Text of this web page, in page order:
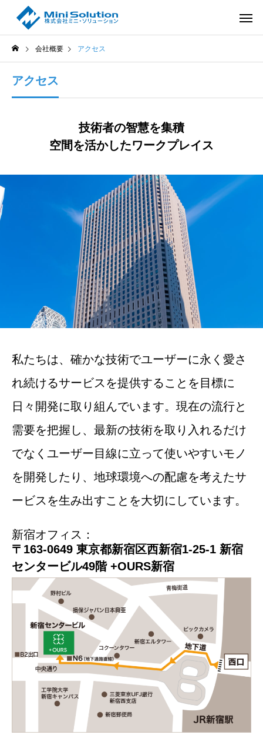
会社概要 アクセス
アクセス
技術者の智慧を集積
空間を活かしたワークプレイス
私たちは、確かな技術でユーザーに永く愛さ
れ続けるサービスを提供することを目標に
日々開発に取り組んでいます。現在の流行と
需要を把握し、最新の技術を取り入れるだけ
でなくユーザー目線に立って使いやすいモノ
を開発したり、地球環境への配慮を考えたサ
ービスを生み出すことを大切にしています。
新宿オフィス：
〒163-0649 東京都新宿区西新宿1-25-1 新宿
センタービル49階 +OURS新宿